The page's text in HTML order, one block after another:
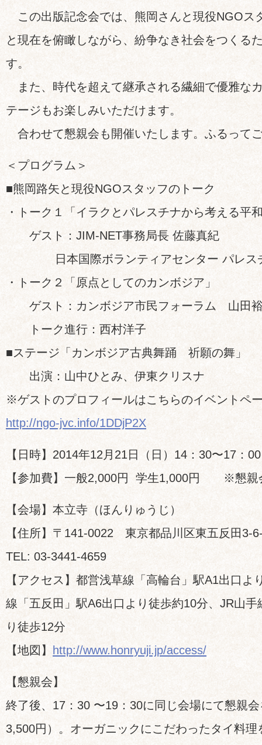
この出版記念会では、熊岡さんと現役NGOス
と現在を俯瞰しながら、紛争なき社会をつくる
す。
また、時代を超えて継承される繊細で優雅な
テージもお楽しみいただけます。
合わせて懇親会も開催いたします。ふるって
＜プログラム＞
■熊岡路矢と現役NGOスタッフのトーク
・トーク１「イラクとパレスチナから考える平
ゲスト：JIM-NET事務局長 佐藤真紀
日本国際ボランティアセンター パレス
・トーク２「原点としてのカンボジア」
ゲスト：カンボジア市民フォーラム 山田裕
トーク進行：西村洋子
■ステージ「カンボジア古典舞踊 祈願の舞」
出演：山中ひとみ、伊東クリスナ
※ゲストのプロフィールはこちらのイベントペ
http://ngo-jvc.info/1DDjP2X
【日時】2014年12月21日（日）14：30〜17：
【参加費】一般2,000円 学生1,000円 ※懇親
【会場】本立寺（ほんりゅうじ）
【住所】〒141-0022 東京都品川区東五反田
TEL: 03-3441-4659
【アクセス】都営浅草線「高輪台」駅A1出口よ
線「五反田」駅A6出口より徒歩約10分、JR山
り徒歩12分
【地図】
http://www.honryuji.jp/access/
【懇親会】
終了後、17：30 〜19：30に同じ会場にて懇親
3,500円）。オーガニックにこだわったタイ料